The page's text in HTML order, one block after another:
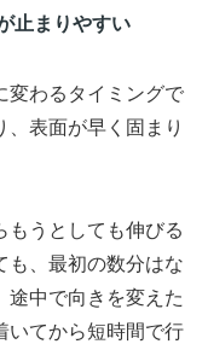
止まりやすい
変わるタイミングで
表面が早く固まり
もうとしても伸びる
も、最初の数分はな
途中で向きを変えた
いてから短時間で行